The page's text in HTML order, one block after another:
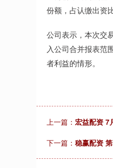
份额，占认缴出资
公司表示，本次交
入公司合并报表范
者利益的情形。
上一篇： 宏益配资 7
下一篇： 稳赢配资